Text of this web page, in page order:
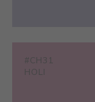
#CH31
HOLI